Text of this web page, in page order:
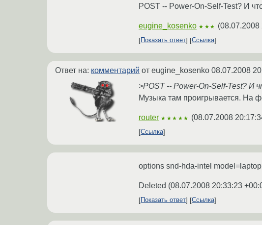
POST -- Power-On-Self-Test? И
eugine_kosenko ★★★ (08.07.2008
Показать ответ Ссылка
Ответ на: комментарий от eugine_kosenko 08.07.2008
>POST -- Power-On-Self-Test? И
Музыка там проигрывается. На
router ★★★★★ (08.07.2008
Ссылка
options snd-hda-intel
Deleted (08.07.2008 20:33:23
Показать ответ Ссылка